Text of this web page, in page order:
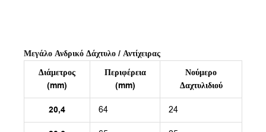
Μεγάλο Ανδρικό Δάχτυλο / Αντίχειρας
Διάμετρος
(mm)
Περιφέρεια
(mm)
Νούμερο
Δαχτυλιδιού
20,4 64 24